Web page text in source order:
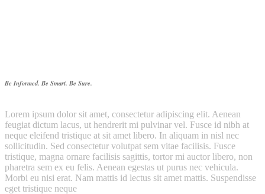
Be Informed. Be Smart. Be Sure.
Lorem ipsum dolor sit amet, consectetur adipiscing elit. Aenean
feugiat dictum lacus, ut hendrerit mi pulvinar vel. Fusce id nibh at
neque eleifend tristique at sit amet libero. In aliquam in nisl nec
sollicitudin. Sed consectetur volutpat sem vitae facilisis. Fusce
tristique, magna ornare facilisis sagittis, tortor mi auctor libero, non
pharetra sem ex eu felis. Aenean egestas ut purus nec vehicula.
Morbi eu nisi erat. Nam mattis id lectus sit amet mattis. Suspendisse
eget tristique neque